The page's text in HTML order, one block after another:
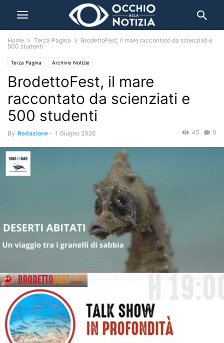
Home Terza Pagina
BrodettoFest, il mare raccontato da scienziati e
500 studenti
Terza Pagina Archivio Notizie
BrodettoFest, il mare
raccontato da scienziati e
500 studenti
By Redazione - 1 Giugno 2026 0
45